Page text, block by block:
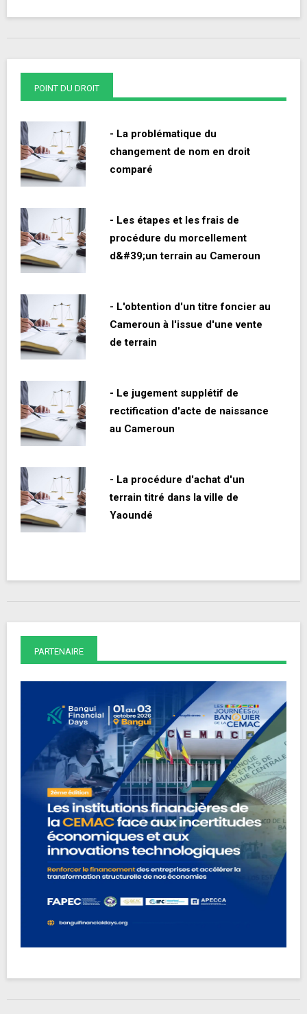
POINT DU DROIT
- La problématique du
changement de nom en droit
comparé
- Les étapes et les frais de
procédure du morcellement
d&#39;un terrain au Cameroun
- L'obtention d'un titre foncier au
Cameroun à l'issue d'une vente
de terrain
- Le jugement supplétif de
rectification d'acte de naissance
au Cameroun
- La procédure d'achat d'un
terrain titré dans la ville de
Yaoundé
PARTENAIRE